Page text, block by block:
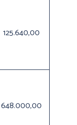
125.640,00
648.000,00